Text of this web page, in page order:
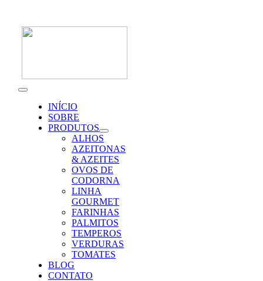
content
Toggle
NavigationINÍCIO
SOBRE
PRODUTOS
ALHOS
AZEITONAS
& AZEITES
OVOS DE
CODORNA
LINHA
GOURMET
FARINHAS
PALMITOS
TEMPEROS
VERDURAS
TOMATES
BLOG
CONTATO